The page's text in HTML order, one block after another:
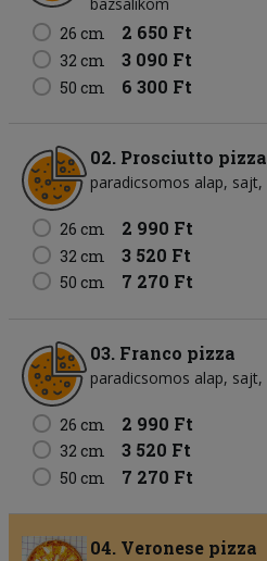
26 cm
2 650 Ft
32 cm 3 090 Ft
50 cm 6 300 Ft
02. Prosciutto pizza
paradicsomos alap sajt
26 cm 2 990 Ft
32 cm 3 520 Ft
50 cm 7 270 Ft
03. Franco pizza
paradicsomos alap sajt
26 cm 2 990 Ft
32 cm 3 520 Ft
50 cm 7 270 Ft
04. Veronese pizza